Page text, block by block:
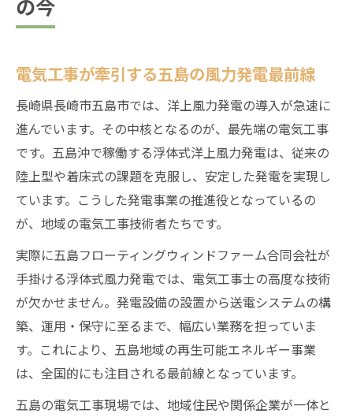
新
す使命
浮体式風力発電と電気工事の技術的進歩
五島で進化する電気工事技術のポイント
環境配慮型電気工事技術が拡大中
浮体式洋上風力における電気工事の挑戦と成果
浮体式洋上風力発電での電気工事新手法
電気工事現場で直面する課題と解決策
五島沖での電気工事と不具合対策の最前線
電気工事が支える浮体式風力の安全性と信
頼性
現場作業で求められる電気工事スキルの進
化
環境と経済の両立へ導く電気工事の最前線
の今
電気工事が牽引する五島の風力発電最前線
長崎県長崎市五島市では、洋上風力発電の導入が急速に
進んでいます。その中核となるのが、最先端の電気工事
です。五島沖で稼働する浮体式洋上風力発電は、従来の
陸上型や着床式の課題を克服し、安定した発電を実現し
ています。こうした発電事業の推進役となっているの
が、地域の電気工事技術者たちです。
実際に五島フローティングウィンドファーム合同会社が
手掛ける浮体式風力発電では、電気工事士の高度な技術
が欠かせません。発電設備の設置から送電システムの構
築、運用・保守に至るまで、幅広い業務を担っていま
す。これにより、五島地域の再生可能エネルギー事業
は、全国的にも注目される最前線となっています。
五島の電気工事現場では、地域住民や関係企業が一体と